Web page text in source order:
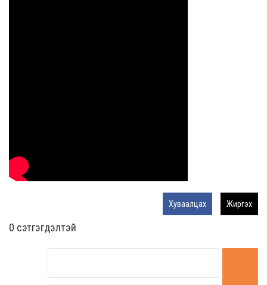
Хуваалцах Жиргэх
0 cэтгэгдэлтэй